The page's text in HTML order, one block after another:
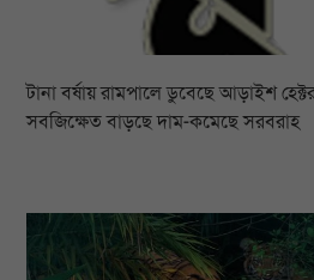
টানা বর্ষায় রামপালে ডুবেছে আড়াইশ
সবজিক্ষেত বাড়ছে দাম-কমেছে সরবরাহ